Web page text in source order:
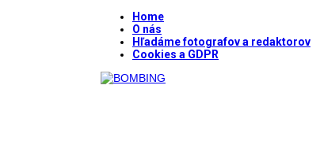
Home
O nás
Hľadáme fotografov a redaktorov
Cookies a GDPR